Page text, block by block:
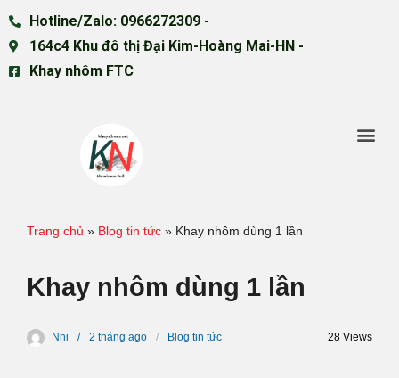
Hotline/Zalo: 0966272309 -
164c4 Khu đô thị Đại Kim-Hoàng Mai-HN -
Khay nhôm FTC
Trang chủ » Blog tin tức » Khay nhôm dùng 1 lần
Khay nhôm dùng 1 lần
Nhi 2 tháng ago Blog tin tức 28 Views